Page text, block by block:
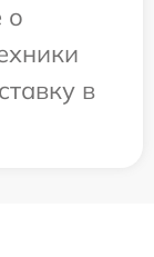
о
в